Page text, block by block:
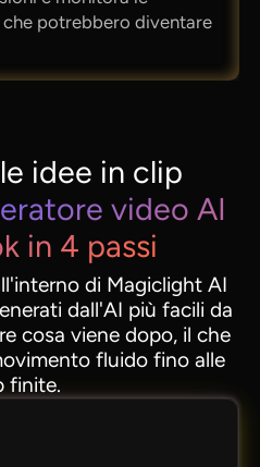
potrebbero diventare
idee in clip
video AI
in 4 passi
di Magiclight AI
dall'AI più facili da
cosa viene dopo, il che
fluido fino alle
finite.